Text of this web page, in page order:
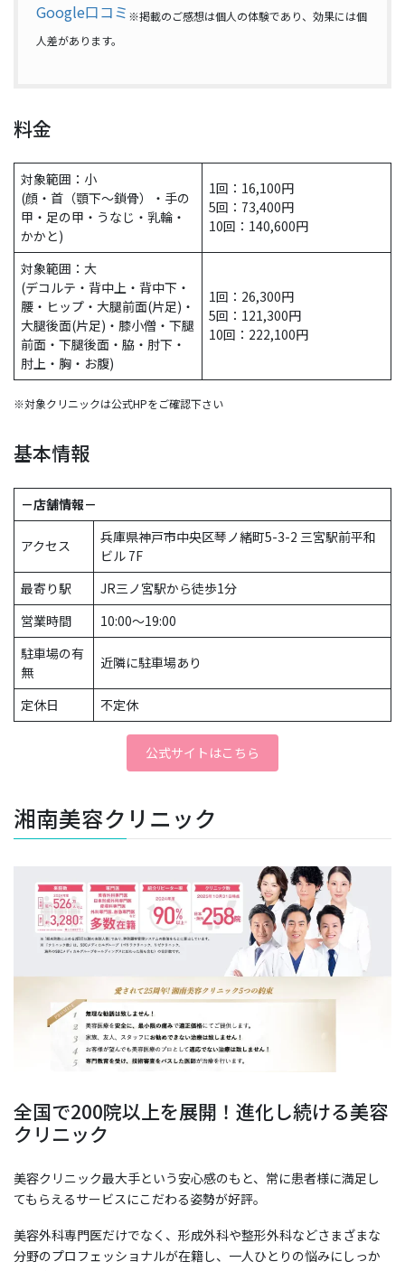
Google口コミ ※掲載のご感想は個人の体験であり、効果には個
人差があります。
料金
対象範囲：小
(顔・首（顎下～鎖骨）・手の
甲・足の甲・うなじ・乳輪・
かかと)
1回：16,100円
5回：73,400円
10回：140,600円
対象範囲：大
(デコルテ・背中上・背中下・
腰・ヒップ・大腿前面(片足)・
大腿後面(片足)・膝小僧・下腿
前面・下腿後面・脇・肘下・
肘上・胸・お腹)
1回：26,300円
5回：121,300円
10回：222,100円
※対象クリニックは公式HPをご確認下さい
基本情報
－店舗情報－
アクセス
兵庫県神戸市中央区琴ノ緒町5-3-2 三宮駅前平和
ビル 7F
最寄り駅
JR三ノ宮駅から徒歩1分
営業時間
10:00〜19:00
駐車場の有
無
近隣に駐車場あり
定休日 不定休
公式サイトはこちら
湘南美容クリニック
全国で200院以上を展開！進化し続ける美容
クリニック
美容クリニック最大手という安心感のもと、常に患者様に満足し
てもらえるサービスにこだわる姿勢が好評。
美容外科専門医だけでなく、形成外科や整形外科などさまざまな
分野のプロフェッショナルが在籍し、一人ひとりの悩みにしっか